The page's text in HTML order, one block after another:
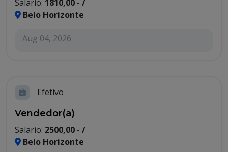
Salario: 1810,00 - /
Belo Horizonte
Aug 04, 2026
Efetivo
Vendedor(a)
Salario: 2500,00 - /
Belo Horizonte